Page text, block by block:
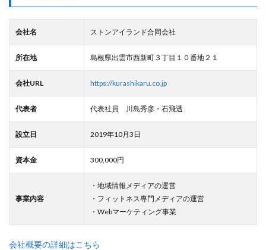
会社名 ストンアイランド合同会社
所在地 島根県出雲市西新町３丁目１０番地２１
会社URL https://kurashikaru.co.jp
代表者 代表社員 川島秀彦・石飛透
設立日 2019年10月3日
資本金 300,000円
事業内容
・地域情報メディアの運営
・フィットネス専門メディアの運営
・Webマーケティング事業
会社概要の詳細はこちら